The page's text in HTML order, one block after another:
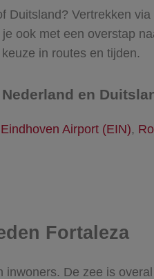
Duitsland? Vertrekken
ook met een overstap
in routes en tijden.
en
Eindhoven Airport (EIN),
Fortaleza
inwoners. De zee is